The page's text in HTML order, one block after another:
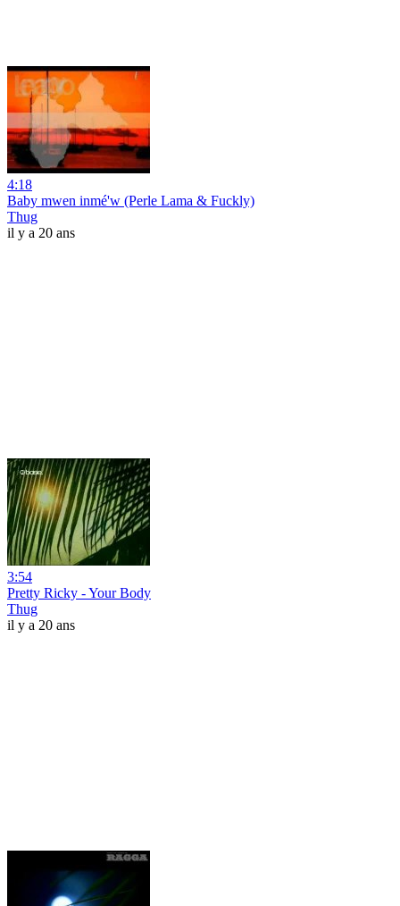
4:18
Baby mwen inmé'w (Perle Lama & Fuckly)
Thug
il y a 20 ans
3:54
Pretty Ricky - Your Body
Thug
il y a 20 ans